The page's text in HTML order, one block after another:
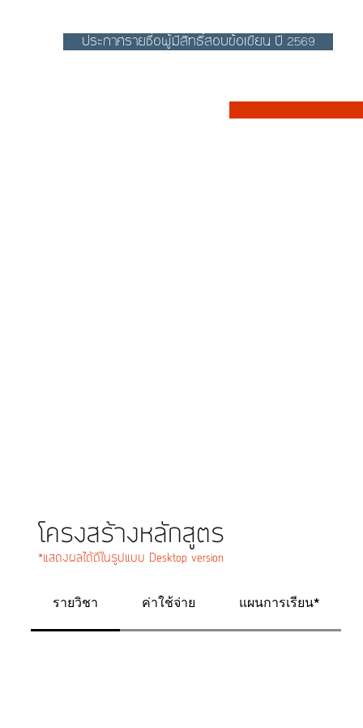
ประกาศรายชื่อผู้มีสิทธิ์สอบข้อเขียน ปี 2569
โครงสร้างหลักสูตร​
*แสดงผลได้ดีในรูปแบบ Desktop version
รายวิชา ค่าใช้จ่าย แผนการเรียน*